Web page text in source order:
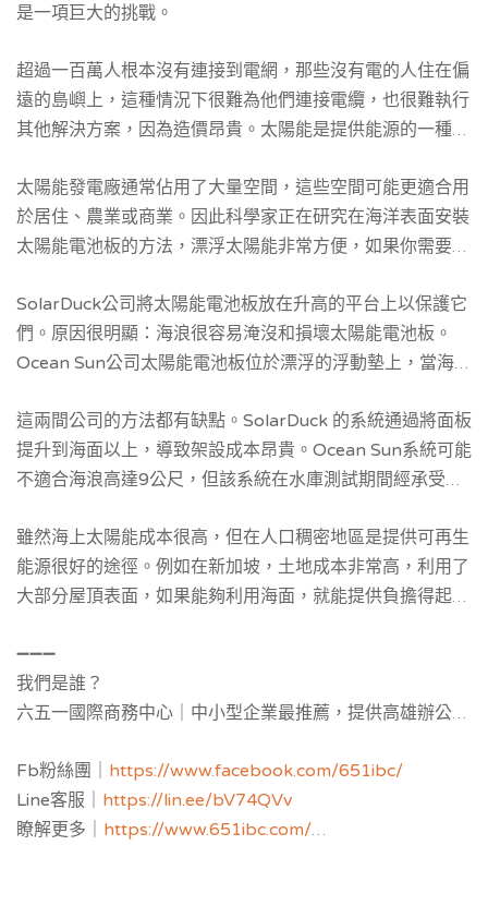
是一項巨大的挑戰。
超過一百萬人根本沒有連接到電網，那些沒有電的人住在偏
遠的島嶼上，這種情況下很難為他們連接電纜，也很難執行
其他解決方案，因為造價昂貴。太陽能是提供能源的一種選
能成為最便宜的發電選擇。
太陽能發電廠通常佔用了大量空間，這些空間可能更適合用
於居住、農業或商業。因此科學家正在研究在海洋表面安裝
太陽能電池板的方法，漂浮太陽能非常方便，如果你需要更
許多開始使用，但都在湖泊而不是大海上。
SolarDuck公司將太陽能電池板放在升高的平台上以保護它
們。原因很明顯：海浪很容易淹沒和損壞太陽能電池板。
Ocean Sun公司太陽能電池板位於漂浮的浮動墊上，當海浪
它們上的力減弱了。靠近海水還可以冷卻電池，從而提高它
們的性能。
這兩間公司的方法都有缺點。SolarDuck 的系統通過將面板
提升到海面以上，導致架設成本昂貴。Ocean Sun系統可能
不適合海浪高達9公尺，但該系統在水庫測試期間經承受過
雖然海上太陽能成本很高，但在人口稠密地區是提供可再生
能源很好的途徑。例如在新加坡，土地成本非常高，利用了
大部分屋頂表面，如果能夠利用海面，就能提供負擔得起的
人都想解決這個問題，就像一場看誰是第一個成功的競速比
賽。
➖➖➖
我們是誰？
六五一國際商務中心｜中小型企業最推薦，提供高雄辦公室
登記，服務空間：客製化獨立辦公室與共享空間樓層區隔，
多功能會議室，教育講座場地。
Fb粉絲團｜ https://www.facebook.com/651ibc/
Line客服｜ https://lin.ee/bV74QVv
瞭解更多｜ https://www.651ibc.com/